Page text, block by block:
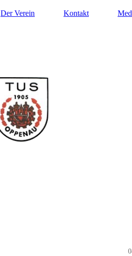
Der Verein Kontakt